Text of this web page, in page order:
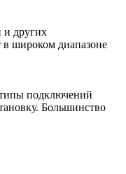
и других
в широком диапазоне
подключений
Большинство